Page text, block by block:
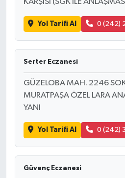
Yol Tarifi Al 0 (242)
Serter Eczanesi
GÜZELOBA MAH. 2246
MURATPAŞA ÖZEL LARA
YANI
Yol Tarifi Al 0 (242)
Güvenç Eczanesi